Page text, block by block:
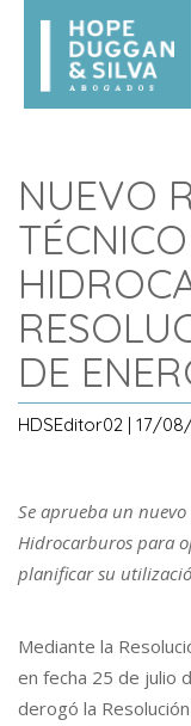
NUEVO
DE
HDSEditor02 | 17/
Se aprueba un
Hidrocarburos para
planificar su
Mediante la
en fecha 25 de julio
derogó la